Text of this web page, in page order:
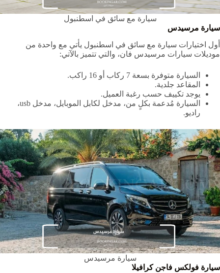
سيارة مع سائق في اسطنبول
سيارة مرسيدس
أول اختيارات سيارة مع سائق في اسطنبول يأتي مع واحدة من
موديلات سيارات مرسيدس فان، والتي تتميز بالآتي:
السيارة متوفرة بسعة 7 ركاب أو 16 راكب.
المقاعد جلدية.
يوجد تكييف حسب رغبة العميل.
السيارة مُدعمة بكلٍ من، مدخل لكابل الموبايل، مدخل usb،
راديو.
سيارة مرسيدس
سيارة فولكس فاجن كرافيلا